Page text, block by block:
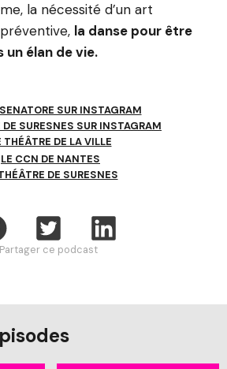
la nécessité d’un art
la danse pour être
un élan de vie.
SUR INSTAGRAM
DE SURESNES SUR INSTAGRAM
THÉÂTRE DE LA VILLE
LE CCN DE NANTES
DE SURESNES
Partager ce podcast